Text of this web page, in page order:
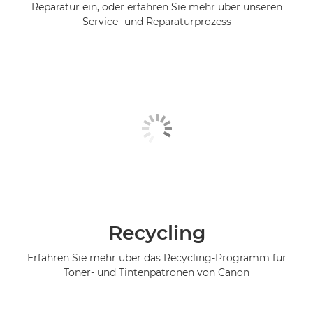
Reparatur ein, oder erfahren Sie mehr über unseren
Service- und Reparaturprozess
Recycling
Erfahren Sie mehr über das Recycling-Programm für
Toner- und Tintenpatronen von Canon